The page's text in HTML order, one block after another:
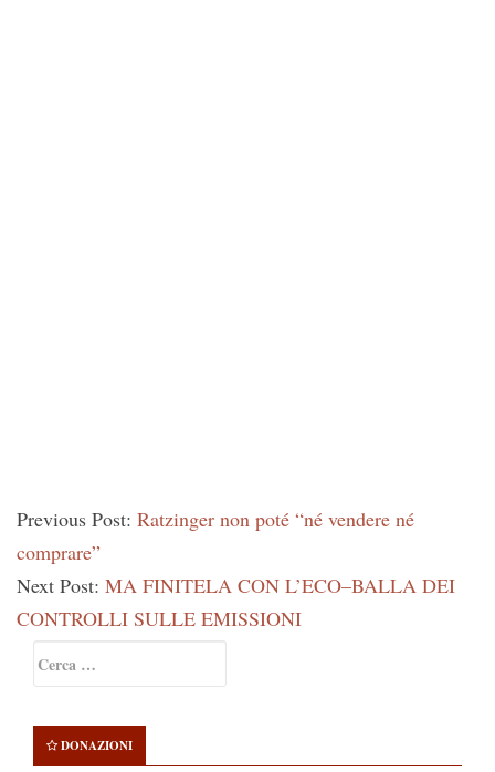
Previous Post: Ratzinger non poté “né vendere né
comprare”
Next Post: MA FINITELA CON L’ECO–BALLA DEI
CONTROLLI SULLE EMISSIONI
Sidebar
per:
DONAZIONI